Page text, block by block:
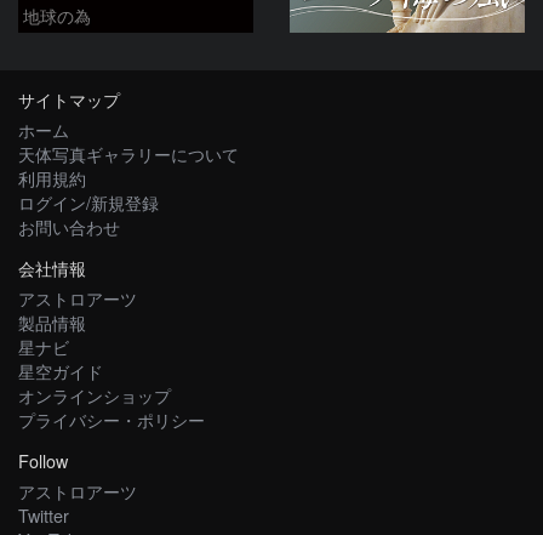
地球の為
サイトマップ
ホーム
天体写真ギャラリーについて
利用規約
ログイン/新規登録
お問い合わせ
会社情報
アストロアーツ
製品情報
星ナビ
星空ガイド
オンラインショップ
プライバシー・ポリシー
Follow
アストロアーツ
Twitter